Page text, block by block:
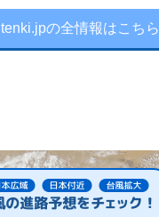
tenki.jpの全情報はこちら